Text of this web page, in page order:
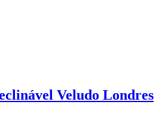
Veludo Londres